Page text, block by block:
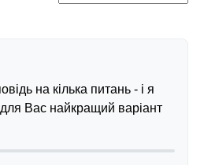
на кілька питань - і я
Вас найкращий варіант